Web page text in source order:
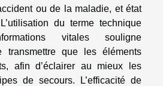
ou de la maladie, et état
du terme technique
vitales souligne
transmettre que les éléments
afin d’éclairer au mieux les
de secours. L’efficacité de